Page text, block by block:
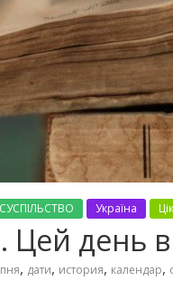
СУСПІЛЬСТВО Україна
день в
, дати, история, календар,